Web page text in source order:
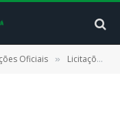
Oficiais » Licitações